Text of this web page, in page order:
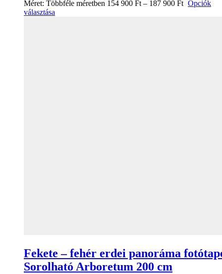
Méret: Többféle méretben 154 900 Ft – 187 900 Ft Opciók
választása
Fekete – fehér erdei panoráma
Sorolható Arboretum 200 cm